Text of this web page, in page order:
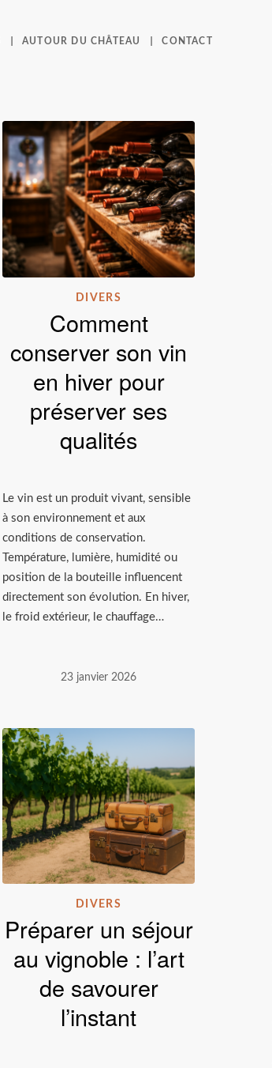
AUTOUR DU CHÂTEAU CONTACT
DIVERS
Comment
conserver son vin
en hiver pour
préserver ses
qualités
Le vin est un produit vivant, sensible
à son environnement et aux
conditions de conservation.
Température, lumière, humidité ou
position de la bouteille influencent
directement son évolution. En hiver,
le froid extérieur, le chauffage…
23 janvier 2026
DIVERS
Préparer un séjour
au vignoble : l’art
de savourer
l’instant